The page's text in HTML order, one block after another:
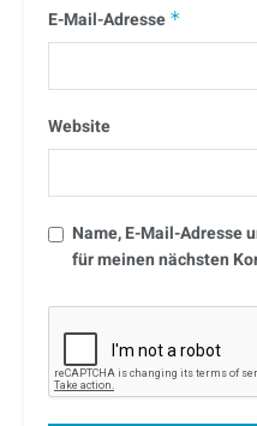
E-Mail-Adresse *
Website
Name, E-Mail-Adresse
für meinen nächsten